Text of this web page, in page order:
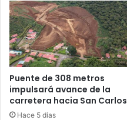
Puente de 308 metros
impulsará avance de la
carretera hacia San Carlos
Hace 5 días